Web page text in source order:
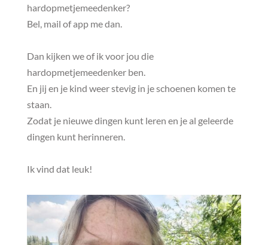
hardopmetjemeedenker?
Bel, mail of app me dan.
Dan kijken we of ik voor jou die
hardopmetjemeedenker ben.
En jij en je kind weer stevig in je schoenen komen te
staan.
Zodat je nieuwe dingen kunt leren en je al geleerde
dingen kunt herinneren.
Ik vind dat leuk!